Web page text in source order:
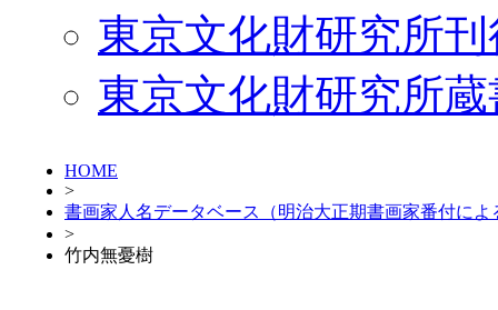
東京文化財研究所
東京文化財研究所
HOME
>
書画家人名データベース（明治大正期書画家番付によ
>
竹内無憂樹